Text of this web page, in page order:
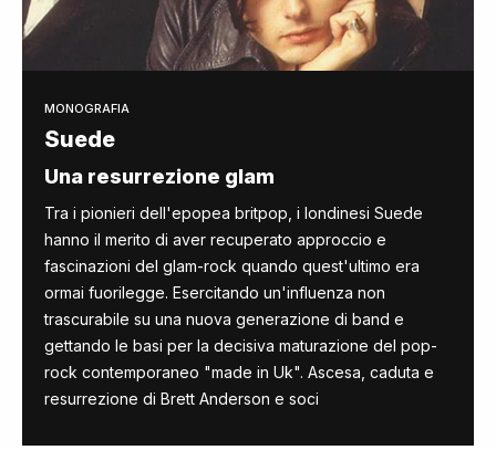
MONOGRAFIA
Suede
Una resurrezione glam
Tra i pionieri dell'epopea britpop, i londinesi Suede
hanno il merito di aver recuperato approccio e
fascinazioni del glam-rock quando quest'ultimo era
ormai fuorilegge. Esercitando un'influenza non
trascurabile su una nuova generazione di band e
gettando le basi per la decisiva maturazione del pop-
rock contemporaneo "made in Uk". Ascesa, caduta e
resurrezione di Brett Anderson e soci